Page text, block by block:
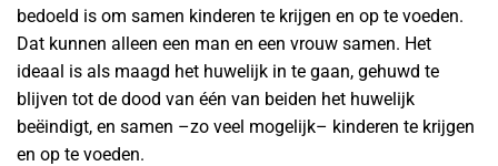
bedoeld is om samen kinderen te krijgen en op te voeden.
Dat kunnen alleen een man en een vrouw samen. Het
ideaal is als maagd het huwelijk in te gaan, gehuwd te
blijven tot de dood van één van beiden het huwelijk
beëindigt, en samen –zo veel mogelijk– kinderen te krijgen
en op te voeden.